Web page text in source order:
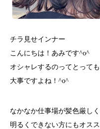
チラ見せインナー
こんにちは！あみです^o^
オシャレするのってとって
大事ですよね！^o^
なかなか仕事場が髪色厳し
明るくできない方にもオス